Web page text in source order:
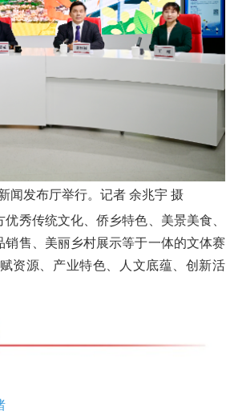
闻发布厅举行。记者 余兆宇 摄
秀传统文化、侨乡特色、美景美食、
售、美丽乡村展示等于一体的文体赛
资源、产业特色、人文底蕴、创新活